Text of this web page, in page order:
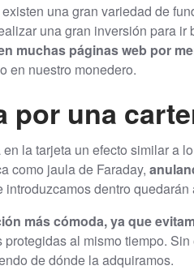
una gran variedad de
una gran inversión para
muchas páginas web por
en nuestro monedero.
por una
la tarjeta un efecto similar a
como jaula de Faraday,
introduzcamos dentro
más cómoda, ya que
protegidas al mismo tiempo.
de dónde la adquiramos.